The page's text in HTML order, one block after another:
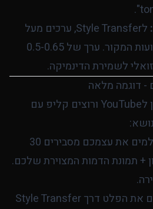
לStyle Transfer, ערכים מעל
0.8 לרוב מאבדים את תנועות המקור. ערך של 0.5-0.65
לשמירת הדינמיקה.
נניח שאתם מייצרים תוכן לYouTube ורוצים קליפ עם
- מצלמים את עצמכם מסבירים 30
+ תמונת הדמות המצוירת שלכם.
- מריצים את הפלט דרך Style Transfer